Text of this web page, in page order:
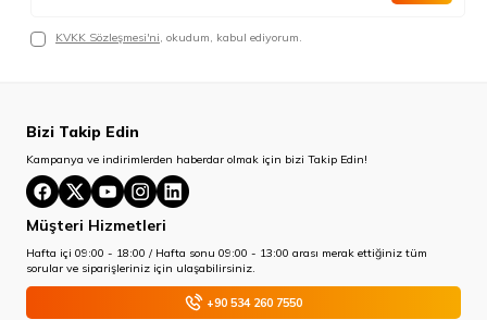
KVKK Sözleşmesi'ni, okudum, kabul ediyorum.
Bizi Takip Edin
Kampanya ve indirimlerden haberdar olmak için bizi Takip Edin!
Müşteri Hizmetleri
Hafta içi 09:00 - 18:00 / Hafta sonu 09:00 - 13:00 arası merak ettiğiniz tüm
sorular ve siparişleriniz için ulaşabilirsiniz.
+90 534 260 7550